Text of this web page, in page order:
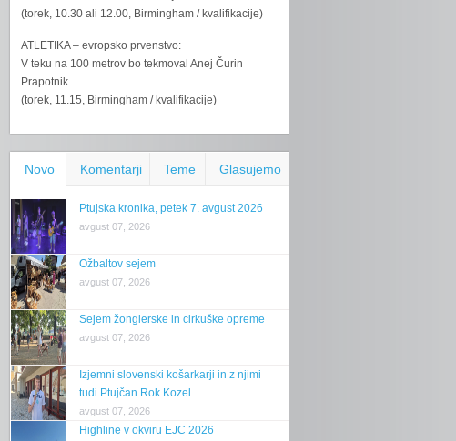
(torek, 10.30 ali 12.00, Birmingham / kvalifikacije)
ATLETIKA – evropsko prvenstvo:
V teku na 100 metrov bo tekmoval Anej Čurin
Prapotnik.
(torek, 11.15, Birmingham / kvalifikacije)
Novo Komentarji Teme Glasujemo
Ptujska kronika, petek 7. avgust 2026
avgust 07, 2026
Ožbaltov sejem
avgust 07, 2026
Sejem žonglerske in cirkuške opreme
avgust 07, 2026
Izjemni slovenski košarkarji in z njimi
tudi Ptujčan Rok Kozel
avgust 07, 2026
Highline v okviru EJC 2026